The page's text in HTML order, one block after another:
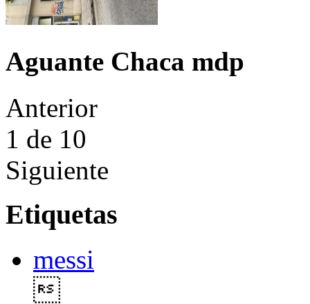
Aguante Chaca mdp
Anterior
1 de 10
Siguiente
Etiquetas
messi